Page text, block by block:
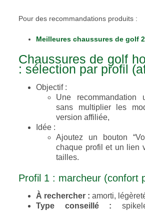
Pour des recommandations produits :
Meilleures chaussures de golf
Chaussures de golf
: sélection par profil
Objectif :
Une recommandation
sans multiplier les
version affiliée,
Idée :
Ajoutez un bouton
chaque profil et un lien
tailles.
Profil 1 : marcheur (confort
À rechercher : amorti,
Type conseillé :